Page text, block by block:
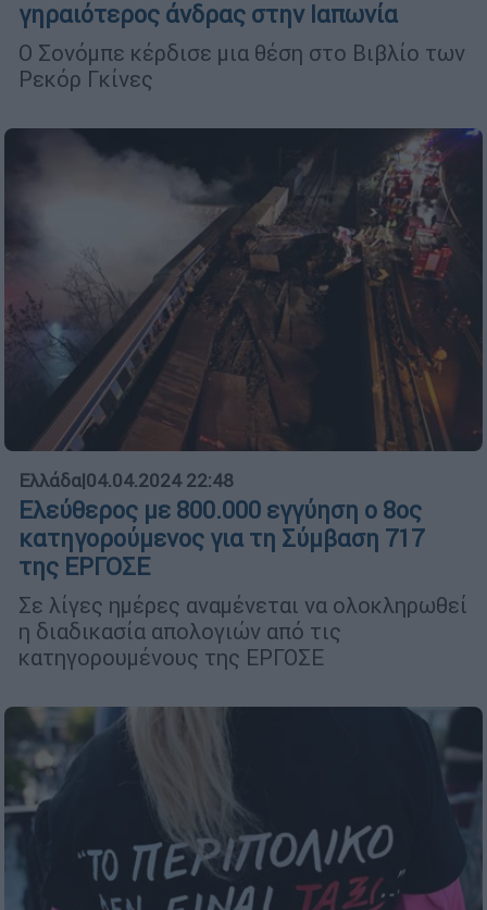
γηραιότερος άνδρας στην Ιαπωνία
Ο Σονόμπε κέρδισε μια θέση στο Βιβλίο των
Ρεκόρ Γκίνες
Ελλάδα|04.04.2024 22:48
Ελεύθερος με 800.000 εγγύηση ο 8ος
κατηγορούμενος για τη Σύμβαση 717
της ΕΡΓΟΣΕ
Σε λίγες ημέρες αναμένεται να ολοκληρωθεί
η διαδικασία απολογιών από τις
κατηγορουμένους της ΕΡΓΟΣΕ